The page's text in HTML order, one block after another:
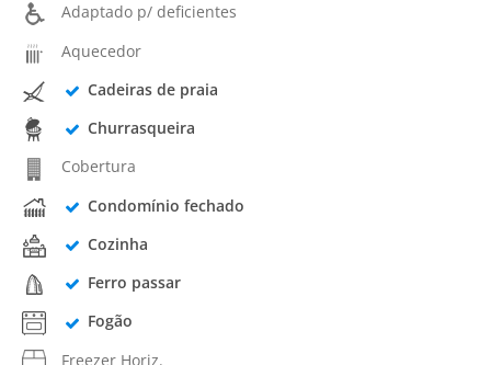
Adaptado p/ deficientes
Aquecedor
Cadeiras de praia
Churrasqueira
Cobertura
Condomínio fechado
Cozinha
Ferro passar
Fogão
Freezer Horiz.